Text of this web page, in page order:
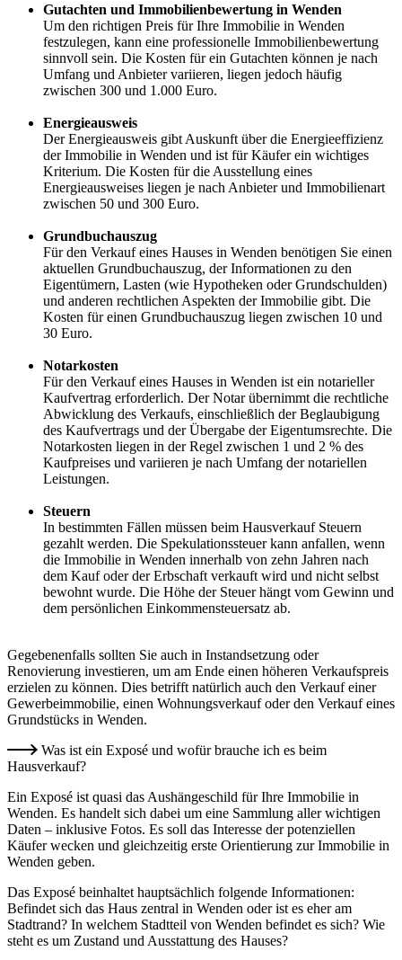
Gutachten und Immobilienbewertung in Wenden
Um den richtigen Preis für Ihre Immobilie in Wenden
festzulegen, kann eine professionelle Immobilienbewertung
sinnvoll sein. Die Kosten für ein Gutachten können je nach
Umfang und Anbieter variieren, liegen jedoch häufig
zwischen 300 und 1.000 Euro.
Energieausweis
Der Energieausweis gibt Auskunft über die Energieeffizienz
der Immobilie in Wenden und ist für Käufer ein wichtiges
Kriterium. Die Kosten für die Ausstellung eines
Energieausweises liegen je nach Anbieter und Immobilienart
zwischen 50 und 300 Euro.
Grundbuchauszug
Für den Verkauf eines Hauses in Wenden benötigen Sie einen
aktuellen Grundbuchauszug, der Informationen zu den
Eigentümern, Lasten (wie Hypotheken oder Grundschulden)
und anderen rechtlichen Aspekten der Immobilie gibt. Die
Kosten für einen Grundbuchauszug liegen zwischen 10 und
30 Euro.
Notarkosten
Für den Verkauf eines Hauses in Wenden ist ein notarieller
Kaufvertrag erforderlich. Der Notar übernimmt die rechtliche
Abwicklung des Verkaufs, einschließlich der Beglaubigung
des Kaufvertrags und der Übergabe der Eigentumsrechte. Die
Notarkosten liegen in der Regel zwischen 1 und 2 % des
Kaufpreises und variieren je nach Umfang der notariellen
Leistungen.
Steuern
In bestimmten Fällen müssen beim Hausverkauf Steuern
gezahlt werden. Die Spekulationssteuer kann anfallen, wenn
die Immobilie in Wenden innerhalb von zehn Jahren nach
dem Kauf oder der Erbschaft verkauft wird und nicht selbst
bewohnt wurde. Die Höhe der Steuer hängt vom Gewinn und
dem persönlichen Einkommensteuersatz ab.
Gegebenenfalls sollten Sie auch in Instandsetzung oder
Renovierung investieren, um am Ende einen höheren Verkaufspreis
erzielen zu können. Dies betrifft natürlich auch den Verkauf einer
Gewerbeimmobilie, einen Wohnungsverkauf oder den Verkauf eines
Grundstücks in Wenden.
Was ist ein Exposé und wofür brauche ich es beim
Hausverkauf?
Ein Exposé ist quasi das Aushängeschild für Ihre Immobilie in
Wenden. Es handelt sich dabei um eine Sammlung aller wichtigen
Daten – inklusive Fotos. Es soll das Interesse der potenziellen
Käufer wecken und gleichzeitig erste Orientierung zur Immobilie in
Wenden geben.
Das Exposé beinhaltet hauptsächlich folgende Informationen:
Befindet sich das Haus zentral in Wenden oder ist es eher am
Stadtrand? In welchem Stadtteil von Wenden befindet es sich? Wie
steht es um Zustand und Ausstattung des Hauses?